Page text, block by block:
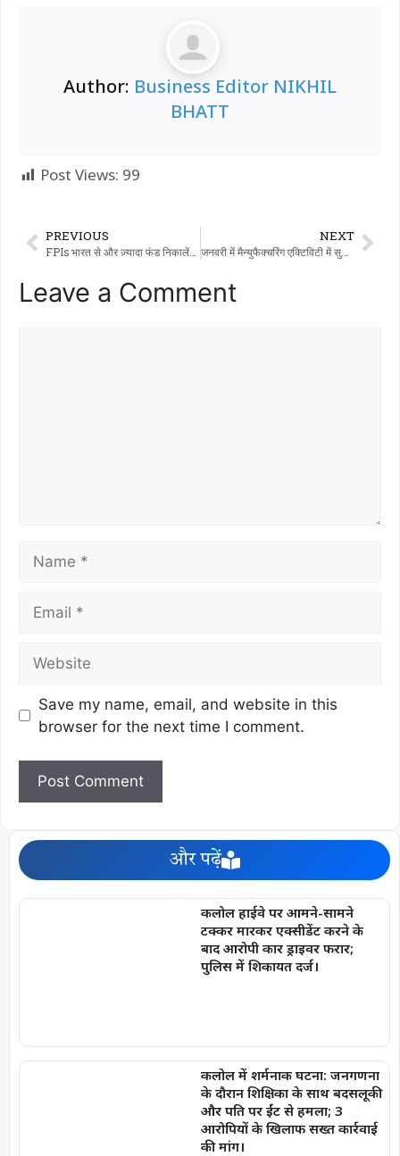
Author: Business Editor NIKHIL
BHATT
Post Views: 99
PREVIOUS NEXT
जनवरी में मैन्युफैक्चरिंग एक्टिविटी में सुधार: PMI 55 से ऊपर पहुंचा…!!!
Leave a Comment
Save my name, email, and website in this
browser for the next time I comment.
और पढ़ें
कलोल हाईवे पर आमने-सामने
टक्कर मारकर एक्सीडेंट करने के
बाद आरोपी कार ड्राइवर फरार;
पुलिस में शिकायत दर्ज।
कलोल में शर्मनाक घटना: जनगणना
के दौरान शिक्षिका के साथ बदसलूकी
और पति पर ईंट से हमला; 3
आरोपियों के खिलाफ सख्त कार्रवाई
की मांग।